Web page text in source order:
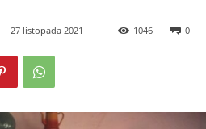
27 listopada 2021 0
1046